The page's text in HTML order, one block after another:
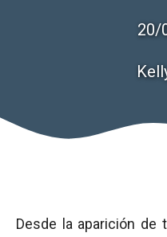
20/
Desde la aparición de